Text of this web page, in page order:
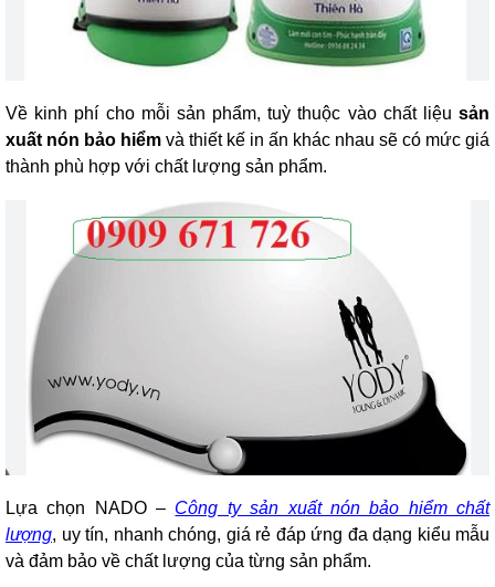
Về kinh phí cho mỗi sản phẩm, tuỳ thuộc vào chất liệu sản
xuất nón bảo hiểm và thiết kế in ấn khác nhau sẽ có mức giá
thành phù hợp với chất lượng sản phẩm.
Lựa chọn NADO – Công ty sản xuất nón bảo hiểm chất
lượng, uy tín, nhanh chóng, giá rẻ đáp ứng đa dạng kiểu mẫu
và đảm bảo về chất lượng của từng sản phẩm.